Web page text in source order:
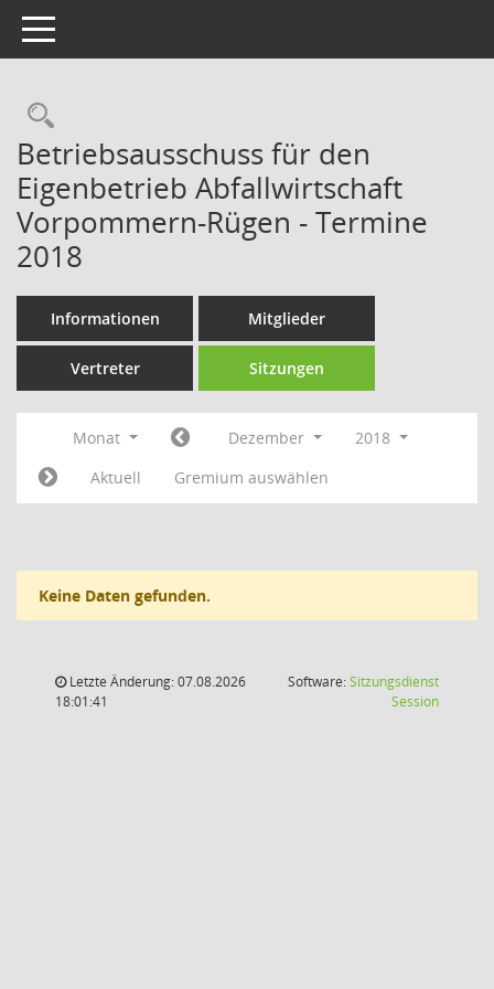
Toggle navigation
Rechercheauswahl
Betriebsausschuss für den
Eigenbetrieb Abfallwirtschaft
Vorpommern-Rügen - Termine
2018
Informationen Mitglieder
Vertreter Sitzungen
Monat Dezember
2018
Aktuell
Gremium auswählen
Keine Daten gefunden.
Letzte Änderung: 07.08.2026
18:01:41
Software:Sitzungsdienst
Session(Wird in